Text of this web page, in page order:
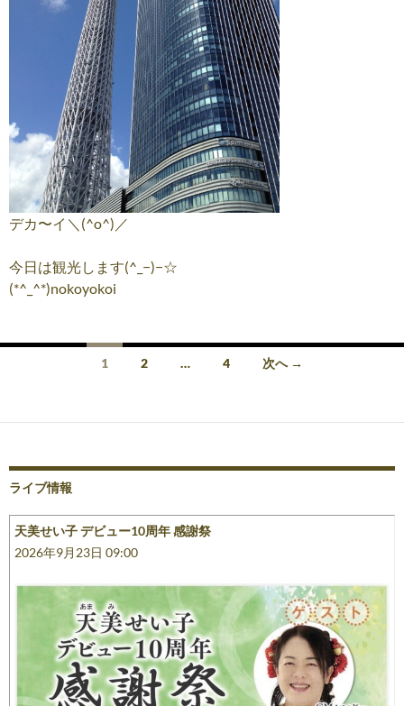
デカ〜イ＼(^o^)／
今日は観光します(^_−)−☆
(*^_^*)nokoyokoi
ナ
ゲ
ー
シ
ョ
ン
1 2 … 4 次へ →
ライブ情報
天美せい子 デビュー10周年 感謝祭
2026年9月23日 09:00